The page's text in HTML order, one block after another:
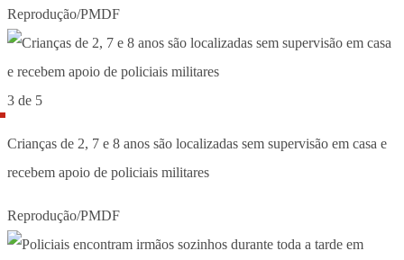
Reprodução/PMDF
3 de 5
Crianças de 2, 7 e 8 anos são localizadas sem supervisão em casa e
recebem apoio de policiais militares
Reprodução/PMDF